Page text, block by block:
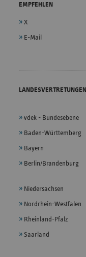
EMPFEHLEN
X
E-Mail
LANDESVERTRETUNGEN
vdek - Bundesebene
Baden-Württemberg
Bayern
Berlin/Brandenburg
Niedersachsen
Nordrhein-Westfalen
Rheinland-Pfalz
Saarland